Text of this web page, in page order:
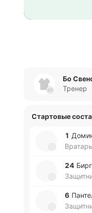
Бо
Тренер
Стартовые
1
Вратарь
24
6